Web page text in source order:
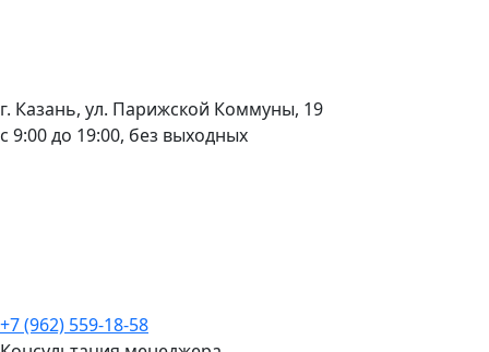
г. Казань, ул. Парижской Коммуны, 19
с 9:00 до 19:00, без выходных
+7 (962) 559-18-58